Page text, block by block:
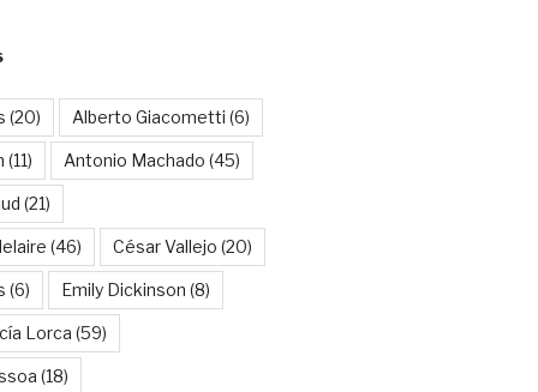
(20) Alberto Giacometti (6)
(11) Antonio Machado (45)
(21)
(46) César Vallejo (20)
(6) Emily Dickinson (8)
Lorca (59)
(18)